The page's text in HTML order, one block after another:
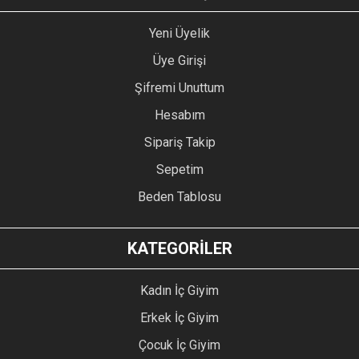
Yeni Üyelik
Üye Girişi
Şifremi Unuttum
Hesabım
Sipariş Takip
Sepetim
Beden Tablosu
KATEGORİLER
Kadın İç Giyim
Erkek İç Giyim
Çocuk İç Giyim